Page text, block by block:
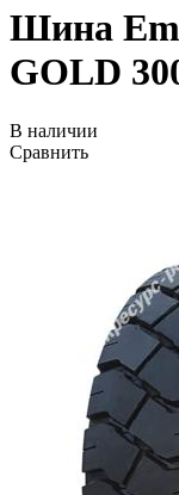
Шина
GOLD
В наличии
Сравнить